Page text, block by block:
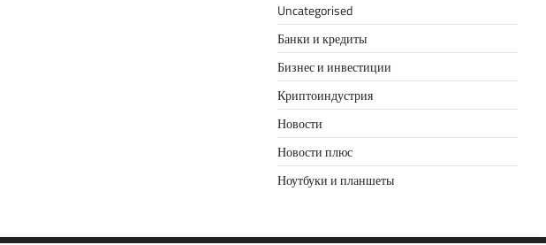
Uncategorised
Банки и кредиты
Бизнес и инвестиции
Криптоиндустрия
Новости
Новости плюс
Ноутбуки и планшеты